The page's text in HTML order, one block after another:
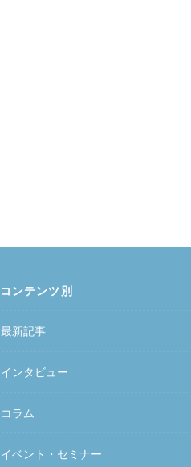
コンテンツ別
最新記事
インタビュー
コラム
イベント・セミナー